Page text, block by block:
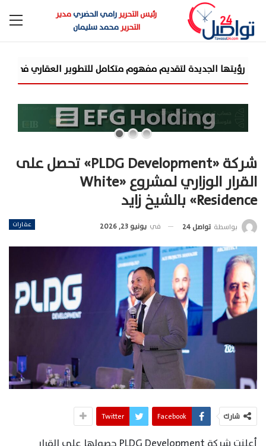
رئيس التحريررامي الحضريمدير
التحريرمحمد سليمان
شركة «AIG» تتعاون مع «CSCEC الصينية» بمشروع «AI Tower» بأعلى المعايير العالمية
شركة «PLDG Development» تحصل على
القرار الوزاري لمشروع «White
Residence» بالشيخ زايد
عقارات بواسطة تواصل 24 في يونيو 23, 2026
شارك Facebook
Twitter